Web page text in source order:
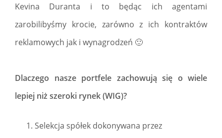
Kevina Duranta i to będąc ich agentami
zarobilibyśmy krocie, zarówno z ich kontraktów
reklamowych jak i wynagrodzeń 🙂
Dlaczego nasze portfele zachowują się o wiele
lepiej niż szeroki rynek (WIG)?
Selekcja spółek dokonywana przez